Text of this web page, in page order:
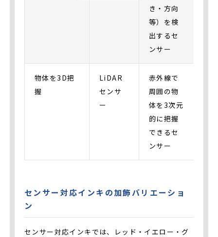
き・方向
等）を検
出するセ
ンサー
物体を3D把
握
LiDAR
センサ
ー
赤外線で
周囲の物
体を3次元
的に把握
できるセ
ンサー
センサー対応インキの加飾バリエーショ
ン
センサー対応インキでは、レッド・イエロー・グ